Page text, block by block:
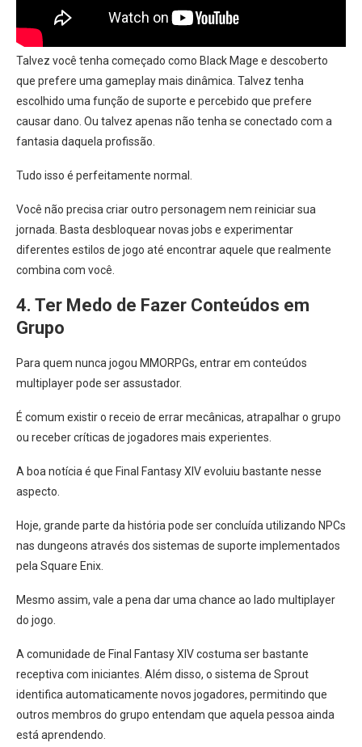
Talvez você tenha começado como Black Mage e descoberto
que prefere uma gameplay mais dinâmica. Talvez tenha
escolhido uma função de suporte e percebido que prefere
causar dano. Ou talvez apenas não tenha se conectado com a
fantasia daquela profissão.
Tudo isso é perfeitamente normal.
Você não precisa criar outro personagem nem reiniciar sua
jornada. Basta desbloquear novas jobs e experimentar
diferentes estilos de jogo até encontrar aquele que realmente
combina com você.
4. Ter Medo de Fazer Conteúdos em
Grupo
Para quem nunca jogou MMORPGs, entrar em conteúdos
multiplayer pode ser assustador.
É comum existir o receio de errar mecânicas, atrapalhar o grupo
ou receber críticas de jogadores mais experientes.
A boa notícia é que Final Fantasy XIV evoluiu bastante nesse
aspecto.
Hoje, grande parte da história pode ser concluída utilizando NPCs
nas dungeons através dos sistemas de suporte implementados
pela Square Enix.
Mesmo assim, vale a pena dar uma chance ao lado multiplayer
do jogo.
A comunidade de Final Fantasy XIV costuma ser bastante
receptiva com iniciantes. Além disso, o sistema de Sprout
identifica automaticamente novos jogadores, permitindo que
outros membros do grupo entendam que aquela pessoa ainda
está aprendendo.